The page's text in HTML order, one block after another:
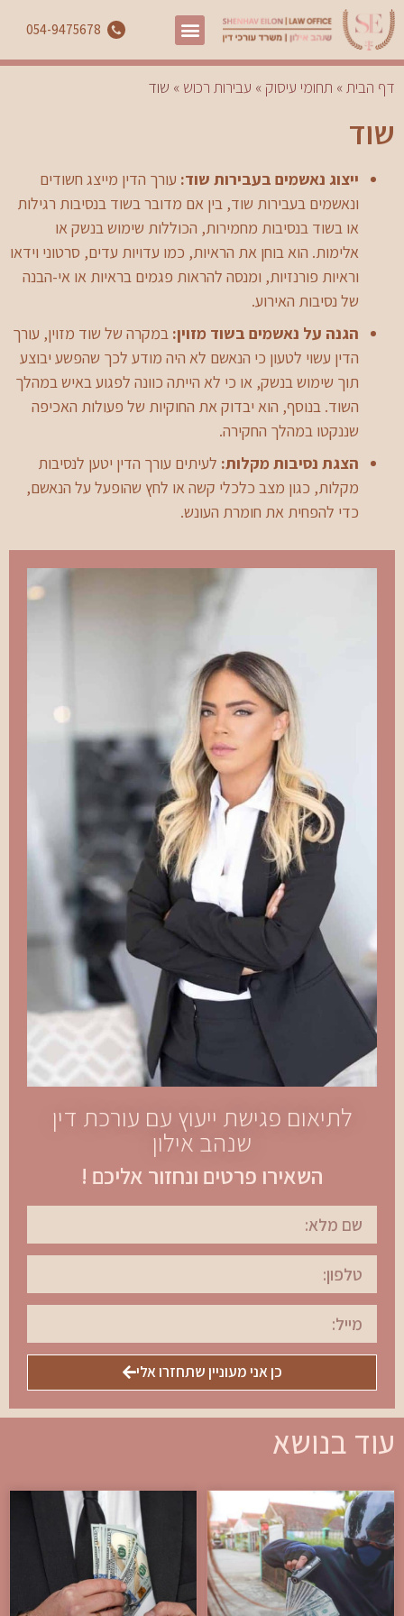
054-9475678
דף הבית» תחומי עיסוק » עבירות רכוש » שוד
שוד
ייצוג נאשמים בעבירות שוד: עורך הדין מייצג חשודים
ונאשמים בעבירות שוד, בין אם מדובר בשוד בנסיבות רגילות
או בשוד בנסיבות מחמירות, הכוללות שימוש בנשק או
אלימות. הוא בוחן את הראיות, כמו עדויות עדים, סרטוני וידאו
וראיות פורנזיות, ומנסה להראות פגמים בראיות או אי-הבנה
של נסיבות האירוע.
הגנה על נאשמים בשוד מזוין: במקרה של שוד מזוין, עורך
הדין עשוי לטעון כי הנאשם לא היה מודע לכך שהפשע יבוצע
תוך שימוש בנשק, או כי לא הייתה כוונה לפגוע באיש במהלך
השוד. בנוסף, הוא יבדוק את החוקיות של פעולות האכיפה
שננקטו במהלך החקירה.
הצגת נסיבות מקלות: לעיתים עורך הדין יטען לנסיבות
מקלות, כגון מצב כלכלי קשה או לחץ שהופעל על הנאשם,
כדי להפחית את חומרת העונש.
לתיאום פגישת ייעוץ עם עורכת דין
שנהב אילון
השאירו פרטים ונחזור אליכם !
כן אני מעוניין שתחזרו אלי
עוד בנושא